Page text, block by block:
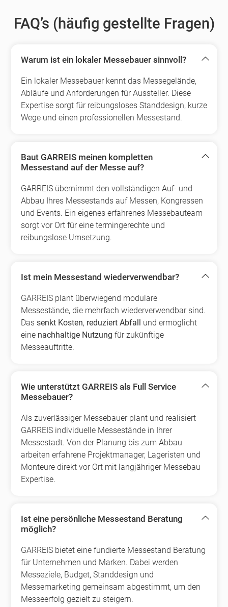
FAQ’s (häufig gestellte Fragen)
Warum ist ein lokaler Messebauer sinnvoll?
Ein lokaler Messebauer kennt das Messegelände,
Abläufe und Anforderungen für Aussteller. Diese
Expertise sorgt für reibungsloses Standdesign, kurze
Wege und einen professionellen Messestand.
Baut GARREIS meinen kompletten
Messestand auf der Messe auf?
GARREIS übernimmt den vollständigen Auf- und
Abbau Ihres Messestands auf Messen, Kongressen
und Events. Ein eigenes erfahrenes Messebauteam
sorgt vor Ort für eine termingerechte und
reibungslose Umsetzung.
Ist mein Messestand wiederverwendbar?
GARREIS plant überwiegend modulare
Messestände, die mehrfach wiederverwendbar sind.
Das senkt Kosten, reduziert Abfall und ermöglicht
eine nachhaltige Nutzung für zukünftige
Messeauftritte.
Wie unterstützt GARREIS als Full Service
Messebauer?
Als zuverlässiger Messebauer plant und realisiert
GARREIS individuelle Messestände in Ihrer
Messestadt. Von der Planung bis zum Abbau
arbeiten erfahrene Projektmanager, Lageristen und
Monteure direkt vor Ort mit langjähriger Messebau
Expertise.
Ist eine persönliche Messestand Beratung
möglich?
GARREIS bietet eine fundierte Messestand Beratung
für Unternehmen und Marken. Dabei werden
Messeziele, Budget, Standdesign und
Messemarketing gemeinsam abgestimmt, um den
Messeerfolg gezielt zu steigern.